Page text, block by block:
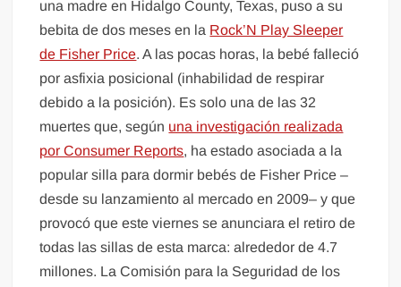
una madre en Hidalgo County, Texas, puso a su
bebita de dos meses en la Rock’N Play Sleeper
de Fisher Price. A las pocas horas, la bebé falleció
por asfixia posicional (inhabilidad de respirar
debido a la posición). Es solo una de las 32
muertes que, según una investigación realizada
por Consumer Reports, ha estado asociada a la
popular silla para dormir bebés de Fisher Price –
desde su lanzamiento al mercado en 2009– y que
provocó que este viernes se anunciara el retiro de
todas las sillas de esta marca: alrededor de 4.7
millones. La Comisión para la Seguridad de los